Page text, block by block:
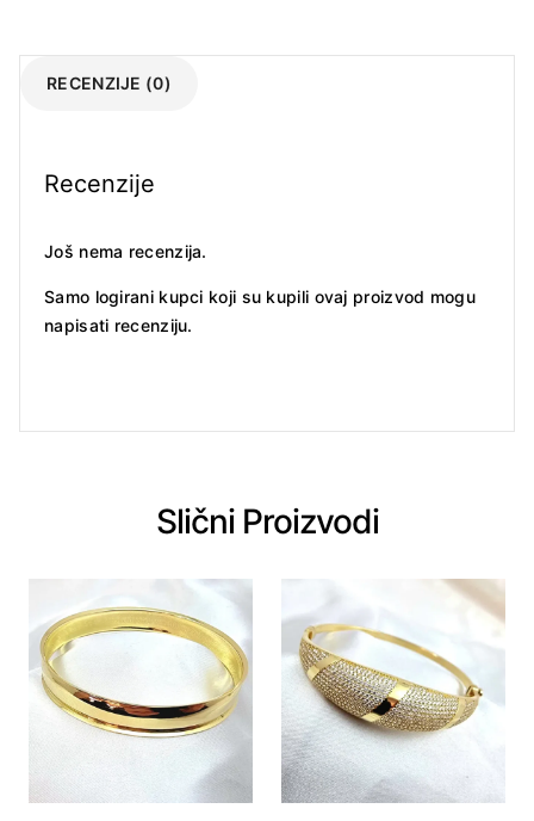
RECENZIJE (0)
Recenzije
Još nema recenzija.
Samo logirani kupci koji su kupili ovaj proizvod mogu
napisati recenziju.
Slični Proizvodi